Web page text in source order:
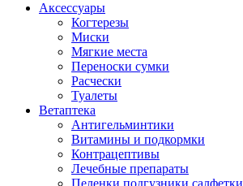
Аксессуары
Когтерезы
Миски
Мягкие места
Переноски сумки
Расчески
Туалеты
Ветаптека
Антигельминтики
Витамины и подкормки
Контрацептивы
Лечебные препараты
Пеленки подгузники салфетки